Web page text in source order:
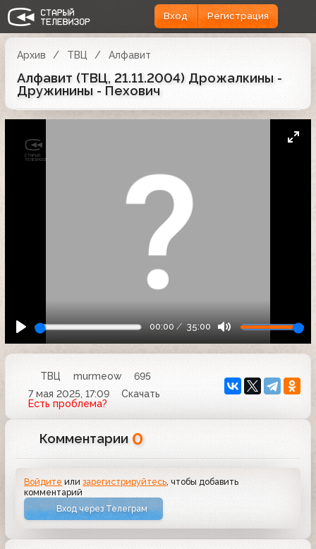
Вход Регистрация
Архив ТВЦ Алфавит
Алфавит (ТВЦ, 21.11.2004) Дрожалкины -
Дружинины - Пехович
00:00 35:00
ТВЦ murmeow
695
7 мая 2025, 17:09
Скачать
Есть проблема?
Комментарии 0
Войдите илизарегистрируйтесь , чтобы добавить
комментарий
Вход через Телеграм